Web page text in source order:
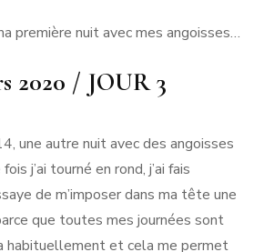
première nuit avec mes angoisses…
2020 / JOUR 3
une autre nuit avec des angoisses
j’ai tourné en rond, j’ai fais
de m’imposer dans ma tête une
que toutes mes journées sont
habituellement et cela me permet